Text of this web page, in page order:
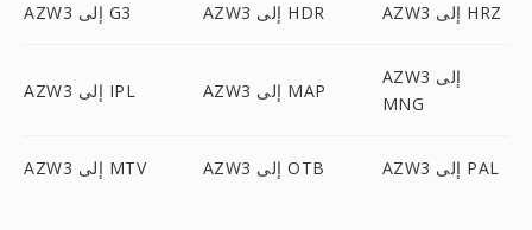
AZW3 إلى G3 AZW3 إلى HDR AZW3 إلى HRZ
AZW3 إلى IPL AZW3 إلى MAP
AZW3 إلى
MNG
AZW3 إلى MTV AZW3 إلى OTB AZW3 إلى PAL